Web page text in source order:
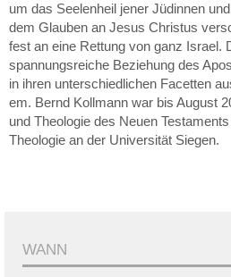
um das Seelenheil jener Jüdinnen
dem Glauben an Jesus Christus
fest an eine Rettung von ganz Israel.
spannungsreiche Beziehung des
in ihren unterschiedlichen Facetten
em. Bernd Kollmann war bis August
und Theologie des Neuen
Theologie an der Universität Siegen.
WANN